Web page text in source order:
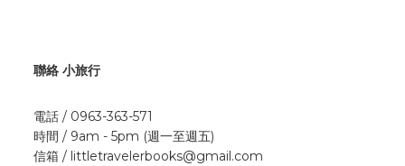
聯絡 小旅行
電話 / 0963-363-571
時間 / 9am - 5pm (週一至週五)
信箱 / littletravelerbooks@gmail.com